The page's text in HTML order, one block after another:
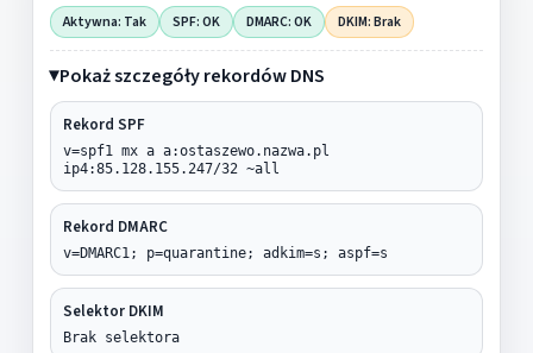
Aktywna: Tak SPF: OK DMARC: OK DKIM: Brak
Pokaż szczegóły rekordów DNS
Rekord SPF
v=spf1 mx a a:ostaszewo.nazwa.pl
ip4:85.128.155.247/32 ~all
Rekord DMARC
v=DMARC1; p=quarantine; adkim=s; aspf=s
Selektor DKIM
Brak selektora